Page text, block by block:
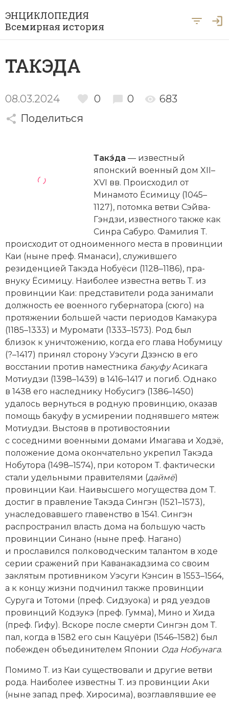
ЭНЦИКЛОПЕДИЯ
Всемирная история
Рубрики
Азия
Археология
Византия
Генеалогия, геральдика
Государство и право
Европа
Империи
Историческая география и топонимика
История материальной и духовной культуры
История международных отношений
История, философия, теория и методология
исторического знания
Итория международных отношений
Латинская Америка
Новая история
Новейшая история
Нумизматика
Образование
Общественные объединения и организации
Политическая история
Революции и народные движения
Религия и церковь
Россия
Северная Америка
Социально-экономическая история
Античность
История Первобытного общества
История Средних веков
А … Я
Н О П Р С
Ф Ч Ш Щ Ы
ТАКЭДА
08.03.2024 0 0
683
Поделиться
Такэ́да — известный
японский военный дом XII–
XVI вв. Происходил от
Минамото Ёсимицу (1045–
1127), потомка ветви Сэйва-
Гэндзи, известного также как
Синра Сабуро. Фамилия Т.
происходит от одноименного места в провинции
Каи (ныне преф. Яманаси), служившего
резиденцией Такэда Нобуёси (1128–1186), пра­
внуку Ёсимицу. Наиболее известна ветвь Т. из
провинции Каи: представители рода занимали
должность ее военного губернатора (сюго) на
протяжении большей части периодов Камакура
(1185–1333) и Муромати (1333–1573). Род был
близок к уничтожению, когда его глава Нобумицу
(?–1417) принял сторону Уэсуги Дзэнсю в его
восстании против наместника бакуфуАсикага
Мотиудзи (1398–1439) в 1416–1417 и погиб. Однако
в 1438 его наследнику Нобусигэ (1386–1450)
удалось вернуться в родную провинцию, оказав
помощь бакуфу в усмирении поднявшего мятеж
Мотиудзи. Выстояв в противостоянии
с соседними военными домами Имагава и Ходзё,
положение дома окончательно укрепил Такэда
Нобутора (1498–1574), при котором Т. фактически
стали удельными правителями (даймё)
провинции Каи. Наивысшего могущества дом Т.
достиг в правление Такэда Сингэн (1521–1573),
унаследовавшего главенство в 1541. Сингэн
распространил власть дома на большую часть
провинции Синано (ныне преф. Нагано)
и прославился полководческим талантом в ходе
серии сражений при Каванакадзима со своим
заклятым противником Уэсуги Кэнсин в 1553–1564,
а к концу жизни подчинил также провинции
Суруга и Тотоми (преф. Сидзуока) и ряд уездов
провинций Кодзукэ (преф. Гумма), Мино и Хида
(преф. Гифу). Вскоре после смерти Сингэн дом Т.
пал, когда в 1582 его сын Кацуёри (1546–1582) был
побежден объединителем Японии Ода Нобунага.
Помимо Т. из Каи существовали и другие ветви
рода. Наиболее известны Т. из провинции Аки
(ныне запад преф. Хиросима), возглавлявшие ее